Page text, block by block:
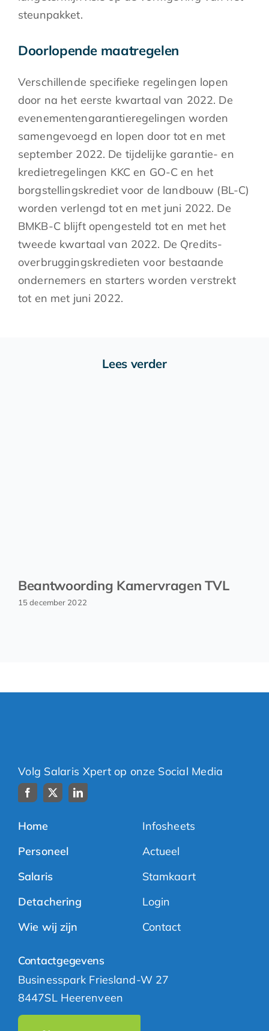
steunpakket.
Doorlopende maatregelen
Verschillende specifieke regelingen lopen
door na het eerste kwartaal van 2022. De
evenementengarantieregelingen worden
samengevoegd en lopen door tot en met
september 2022. De tijdelijke garantie- en
kredietregelingen KKC en GO-C en het
borgstellingskrediet voor de landbouw (BL-C)
worden verlengd tot en met juni 2022. De
BMKB-C blijft opengesteld tot en met het
tweede kwartaal van 2022. De Qredits-
overbruggingskredieten voor bestaande
ondernemers en starters worden verstrekt
tot en met juni 2022.
Lees verder
Beantwoording Kamervragen TVL
15 december 2022
Volg Salaris Xpert op onze Social Media
Home
Personeel
Salaris
Detachering
Wie wij zijn
Infosheets
Actueel
Stamkaart
Login
Contact
Contactgegevens
Businesspark Friesland-W 27
8447SL Heerenveen